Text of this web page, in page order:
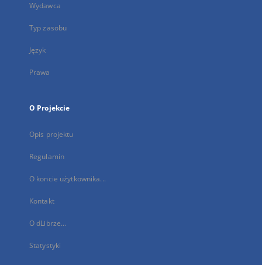
Wydawca
Typ zasobu
Język
Prawa
O Projekcie
Opis projektu
Regulamin
O koncie użytkownika...
Kontakt
O dLibrze...
Statystyki